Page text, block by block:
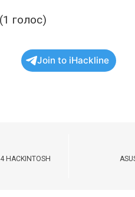
голос)
Join to iHackline
HACKINTOSH